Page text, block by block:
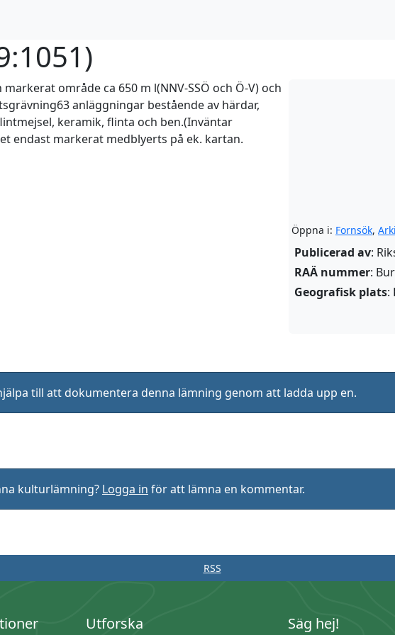
)
Öppna i: Fornsök,
Publicerad av:
RAÄ nummer:
Geografisk plats:
område ca 650 m l(NNV-SSÖ och Ö-V) och
anläggningar bestående av härdar,
keramik, flinta och ben.(Inväntar
endast markerat medblyerts på ek. kartan.
till att dokumentera denna lämning genom att ladda upp en.
kulturlämning? Logga in för att lämna en kommentar.
RSS
Utforska Säg hej!